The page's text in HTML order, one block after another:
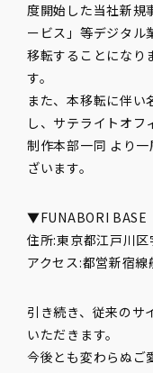
度開始した当社新規
ービス」等デジタル
移転することになり
す。
また、本移転に伴い
し、サテライトオフ
制作本部一同 より
ざいます。
▼FUNABORI BASE
住所:東京都江戸川
アクセス:都営新宿
引き続き、従来のサ
いただきます。
今後とも変わらぬご